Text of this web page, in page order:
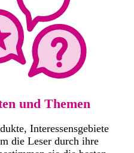
und Themen
Interessensgebiete
die Leser durch ihre